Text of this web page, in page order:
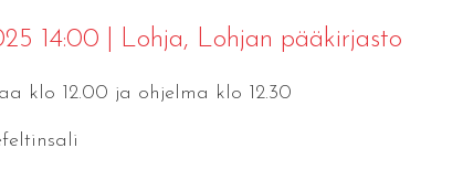
14:00 Lohja, Lohjan pääkirjasto
klo 12.00 ja ohjelma klo 12.30